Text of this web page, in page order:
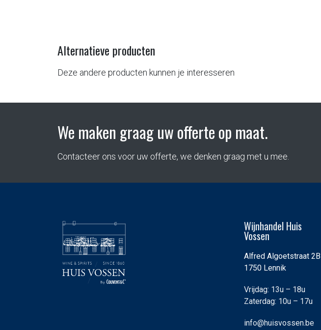
Alternatieve producten
Deze andere producten kunnen je interesseren
We maken graag uw offerte op maat.
Contacteer ons voor uw offerte, we denken graag met u mee.
Wijnhandel Huis
Vossen
Alfred Algoetstraat 2B
1750 Lennik
Vrijdag: 13u – 18u
Zaterdag: 10u – 17u
info@huisvossen.be